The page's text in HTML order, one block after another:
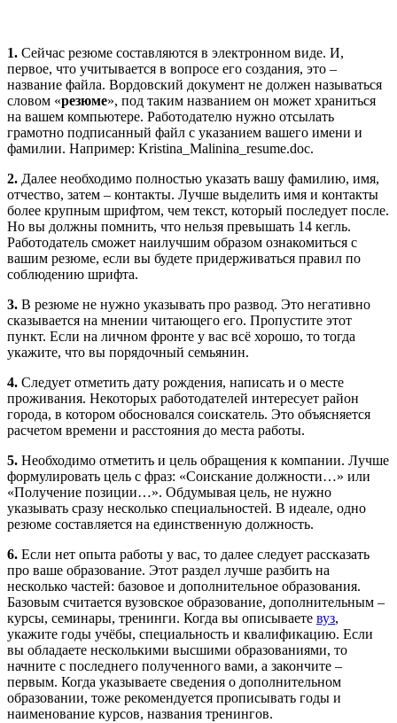
пустым.
поле
пустым.
это
поле
пустым.
1. Сейчас резюме составляются в электронном виде. И,
первое, что учитывается в вопросе его создания, это –
название файла. Вордовский документ не должен называться
словом «резюме», под таким названием он может храниться
на вашем компьютере. Работодателю нужно отсылать
грамотно подписанный файл с указанием вашего имени и
фамилии. Например: Kristina_Malinina_resume.doc.
2. Далее необходимо полностью указать вашу фамилию, имя,
отчество, затем – контакты. Лучше выделить имя и контакты
более крупным шрифтом, чем текст, который последует после.
Но вы должны помнить, что нельзя превышать 14 кегль.
Работодатель сможет наилучшим образом ознакомиться с
вашим резюме, если вы будете придерживаться правил по
соблюдению шрифта.
3. В резюме не нужно указывать про развод. Это негативно
сказывается на мнении читающего его. Пропустите этот
пункт. Если на личном фронте у вас всё хорошо, то тогда
укажите, что вы порядочный семьянин.
4. Следует отметить дату рождения, написать и о месте
проживания. Некоторых работодателей интересует район
города, в котором обосновался соискатель. Это объясняется
расчетом времени и расстояния до места работы.
5. Необходимо отметить и цель обращения к компании. Лучше
формулировать цель с фраз: «Соискание должности…» или
«Получение позиции…». Обдумывая цель, не нужно
указывать сразу несколько специальностей. В идеале, одно
резюме составляется на единственную должность.
6. Если нет опыта работы у вас, то далее следует рассказать
про ваше образование. Этот раздел лучше разбить на
несколько частей: базовое и дополнительное образования.
Базовым считается вузовское образование, дополнительным –
курсы, семинары, тренинги. Когда вы описываете вуз,
укажите годы учёбы, специальность и квалификацию. Если
вы обладаете несколькими высшими образованиями, то
начните с последнего полученного вами, а закончите –
первым. Когда указываете сведения о дополнительном
образовании, тоже рекомендуется прописывать годы и
наименование курсов, названия тренингов.